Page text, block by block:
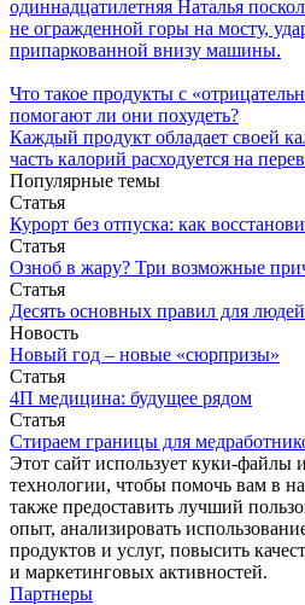
одиннадцатилетняя Наталья
не огражденной горы на мосту,
припаркованной внизу машины.
Что такое продукты с
помогают ли они похудеть?
Каждый продукт обладает своей
часть калорий расходуется на
Популярные темы
Статья
Курорт без отпуска: как
Статья
Озноб в жару? Три возможные
Статья
Десять основных правил для
Новость
Новый год – новые «сюрпризы»
Статья
4П медицина: будущее рядом
Статья
Стираем границы для
Этот сайт использует куки-файлы
технологии, чтобы помочь вам в
также предоставить лучший
опыт, анализировать
продуктов и услуг, повысить
и маркетинговых активностей.
Партнеры